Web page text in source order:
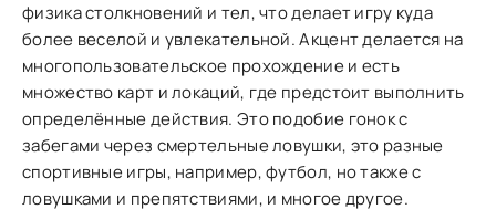
физика столкновений и тел, что делает игру куда
более веселой и увлекательной. Акцент делается на
многопользовательское прохождение и есть
множество карт и локаций, где предстоит выполнить
определённые действия. Это подобие гонок с
забегами через смертельные ловушки, это разные
спортивные игры, например, футбол, но также с
ловушками и препятствиями, и многое другое.